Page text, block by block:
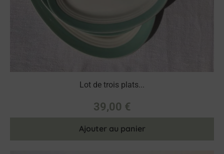
Lot de trois plats...
39,00 €
Ajouter au panier